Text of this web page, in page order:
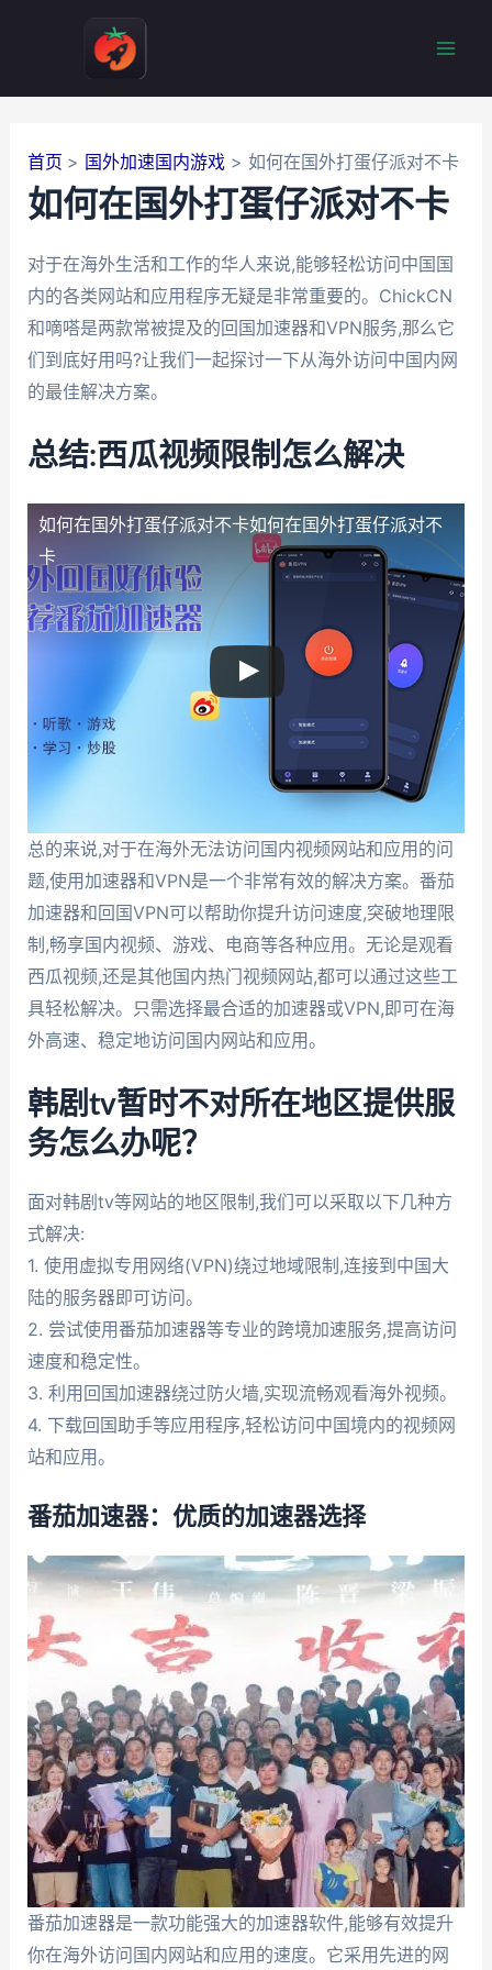
首页 国外加速国内游戏 如何在国外打蛋仔派对不卡
如何在国外打蛋仔派对不卡
对于在海外生活和工作的华人来说,能够轻松访问中国国
内的各类网站和应用程序无疑是非常重要的。ChickCN
和嘀嗒是两款常被提及的回国加速器和VPN服务,那么它
们到底好用吗?让我们一起探讨一下从海外访问中国内网
的最佳解决方案。
总结:西瓜视频限制怎么解决
如何在国外打蛋仔派对不卡如何在国外打蛋仔派对不
卡
总的来说,对于在海外无法访问国内视频网站和应用的问
题,使用加速器和VPN是一个非常有效的解决方案。番茄
加速器和回国VPN可以帮助你提升访问速度,突破地理限
制,畅享国内视频、游戏、电商等各种应用。无论是观看
西瓜视频,还是其他国内热门视频网站,都可以通过这些工
具轻松解决。只需选择最合适的加速器或VPN,即可在海
外高速、稳定地访问国内网站和应用。
韩剧tv暂时不对所在地区提供服
务怎么办呢？
面对韩剧tv等网站的地区限制,我们可以采取以下几种方
式解决:
1. 使用虚拟专用网络(VPN)绕过地域限制,连接到中国大
陆的服务器即可访问。
2. 尝试使用番茄加速器等专业的跨境加速服务,提高访问
速度和稳定性。
3. 利用回国加速器绕过防火墙,实现流畅观看海外视频。
4. 下载回国助手等应用程序,轻松访问中国境内的视频网
站和应用。
番茄加速器：优质的加速器选择
番茄加速器是一款功能强大的加速器软件,能够有效提升
你在海外访问国内网站和应用的速度。它采用先进的网